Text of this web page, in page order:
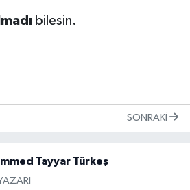
bilesin.
SONRAKI
Tayyar Türkeş